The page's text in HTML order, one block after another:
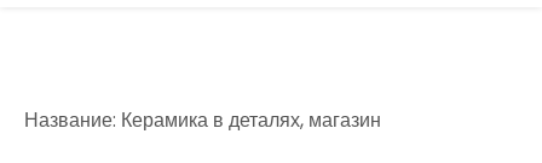
Название: Керамика в деталях, магазин